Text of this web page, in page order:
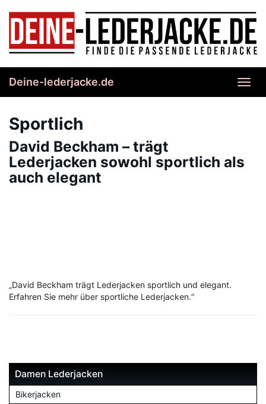
content
Deine-lederjacke.de
Sportlich
David Beckham – trägt
Lederjacken sowohl sportlich als
auch elegant
„David Beckham trägt Lederjacken sportlich und elegant.
Erfahren Sie mehr über sportliche Lederjacken.“
Damen Lederjacken
Bikerjacken